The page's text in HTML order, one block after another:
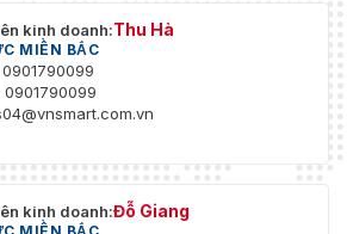
kinh doanh:Thu Hà
MIỀN BẮC
0901790099
kinh doanh:Đỗ Giang